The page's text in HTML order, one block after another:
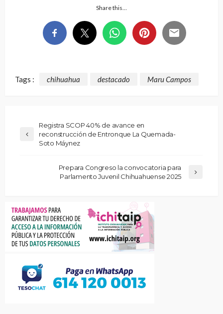
Share this…
Tags : chihuahua destacado Maru Campos
Registra SCOP 40% de avance en
reconstrucción de Entronque La Quemada-
Soto Máynez
Prepara Congreso la convocatoria para
Parlamento Juvenil Chihuahuense 2025